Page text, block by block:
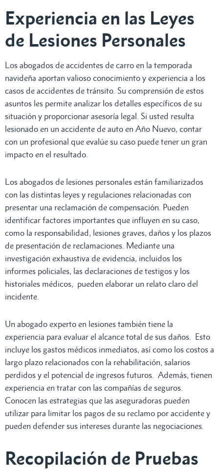
Experiencia en las Leyes
de Lesiones Personales
Los abogados de accidentes de carro en la temporada
navideña aportan valioso conocimiento y experiencia a los
casos de accidentes de tránsito. Su comprensión de estos
asuntos les permite analizar los detalles específicos de su
situación y proporcionar asesoría legal. Si usted resulta
lesionado en un accidente de auto en Año Nuevo, contar
con un profesional que evalúe su caso puede tener un gran
impacto en el resultado.
Los abogados de lesiones personales están familiarizados
con las distintas leyes y regulaciones relacionadas con
presentar una reclamación de compensación. Pueden
identificar factores importantes que influyen en su caso,
como la responsabilidad, lesiones graves, daños y los plazos
de presentación de reclamaciones. Mediante una
investigación exhaustiva de evidencia, incluidos los
informes policiales, las declaraciones de testigos y los
historiales médicos, pueden elaborar un relato claro del
incidente.
Un abogado experto en lesiones también tiene la
experiencia para evaluar el alcance total de sus daños. Esto
incluye los gastos médicos inmediatos, así como los costos a
largo plazo relacionados con la rehabilitación, salarios
perdidos y el potencial de ingresos futuros. Además, tienen
experiencia en tratar con las compañías de seguros.
Conocen las estrategias que las aseguradoras pueden
utilizar para limitar los pagos de su reclamo por accidente y
pueden defender sus intereses durante las negociaciones.
Recopilación de Pruebas